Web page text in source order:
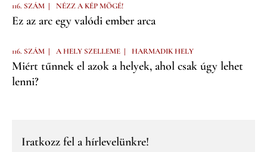
116. SZÁM | NÉZZ A KÉP MÖGÉ!
Ez az arc egy valódi ember arca
116. SZÁM | A HELY SZELLEME | HARMADIK HELY
Miért tűnnek el azok a helyek, ahol csak úgy lehet
lenni?
Iratkozz fel a hírlevelünkre!